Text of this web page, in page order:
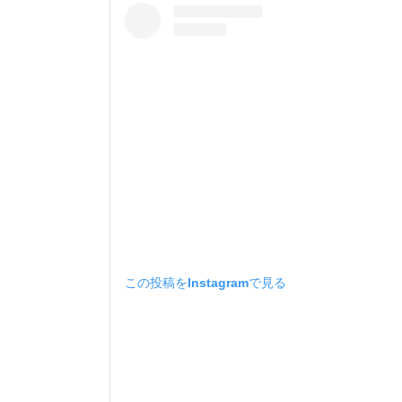
この投稿をInstagramで見る